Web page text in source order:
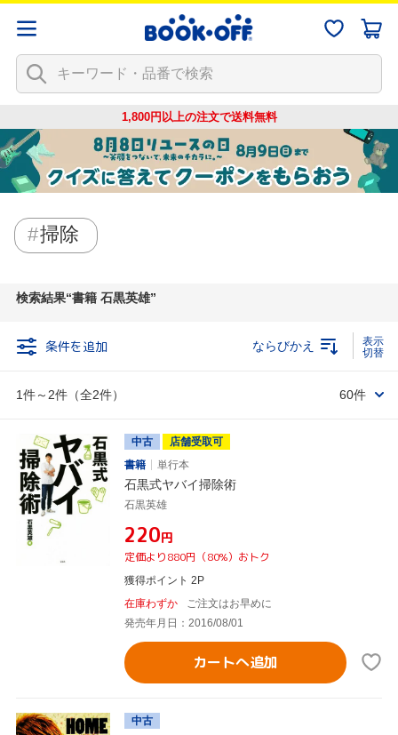
1,800円以上の注文で送料無料
掃除
検索結果 書籍 石黒英雄
条件を追加
1件～2件（全2件）
ならびかえ
60件
中古
店舗受取可
書籍
単行本
石黒式ヤバイ掃除術
石黒英雄
¥220円
定価より880円（80%）おトク
獲得ポイント 2P
在庫わずか
ご注文はお早めに
発売年月日：2016/08/01
カートへ追加
中古